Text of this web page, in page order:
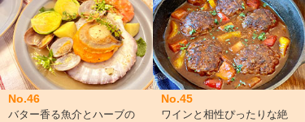
No.46
バター香る魚介とハーブの
No.45
ワインと相性ぴったりな絶